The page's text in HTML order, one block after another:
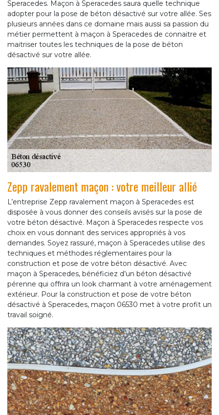
Speracedes. Maçon à Speracedes saura quelle technique
adopter pour la pose de béton désactivé sur votre allée. Ses
plusieurs années dans ce domaine mais aussi sa passion du
métier permettent à maçon à Speracedes de connaitre et
maitriser toutes les techniques de la pose de béton
désactivé sur votre allée.
Zepp ravalement maçon : votre meilleur allié
L’entreprise Zepp ravalement maçon à Speracedes est
disposée à vous donner des conseils avisés sur la pose de
votre béton désactivé. Maçon à Speracedes respecte vos
choix en vous donnant des services appropriés à vos
demandes. Soyez rassuré, maçon à Speracedes utilise des
techniques et méthodes réglementaires pour la
construction et pose de votre béton désactivé. Avec
maçon à Speracedes, bénéficiez d’un béton désactivé
pérenne qui offrira un look charmant à votre aménagement
extérieur. Pour la construction et pose de votre béton
désactivé à Speracedes, maçon 06530 met à votre profit un
travail soigné.